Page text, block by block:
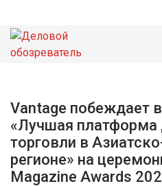
НОВОСТИ
Vantage побеждает
«Лучшая платформа
торговли в
регионе» на
Magazine Awards